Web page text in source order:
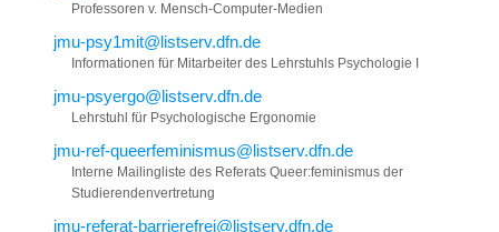
Professoren v. Mensch-Computer-Medien
jmu-psy1mit@listserv.dfn.de
Informationen für Mitarbeiter des Lehrstuhls Psychologie I
jmu-psyergo@listserv.dfn.de
Lehrstuhl für Psychologische Ergonomie
jmu-ref-queerfeminismus@listserv.dfn.de
Interne Mailingliste des Referats Queer:feminismus der
Studierendenvertretung
jmu-referat-barrierefrei@listserv.dfn.de